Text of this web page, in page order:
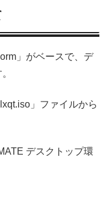
」がベースで、デ
」ファイルから
デスクトップ環